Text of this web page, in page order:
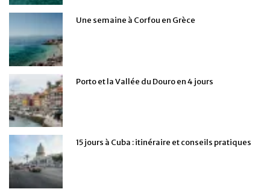
Une semaine à Corfou en Grèce
Porto et la Vallée du Douro en 4 jours
15 jours à Cuba : itinéraire et conseils pratiques